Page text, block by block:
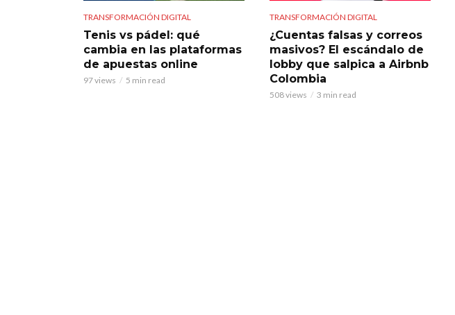
TRANSFORMACIÓN DIGITAL
Tenis vs pádel: qué
cambia en las plataformas
de apuestas online
97 views 5 min read
TRANSFORMACIÓN DIGITAL
¿Cuentas falsas y correos
masivos? El escándalo de
lobby que salpica a Airbnb
Colombia
508 views 3 min read